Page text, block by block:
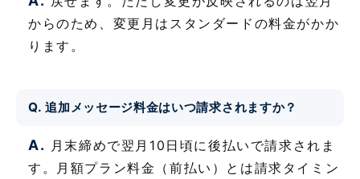
からのため、変更月はスタンダードの料金がかか
ります。
Q. 追加メッセージ料金はいつ請求されますか？
A. 月末締めで翌月10日頃に後払いで請求されま
す。月額プラン料金（前払い）とは請求タイミン